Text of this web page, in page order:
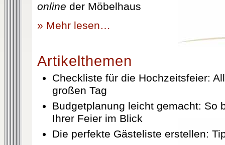
online der Möbelhaus
» Mehr lesen…
Artikelthemen
Checkliste für die Hochzeitsfeier:
großen Tag
Budgetplanung leicht gemacht: So
Ihrer Feier im Blick
Die perfekte Gästeliste erstellen: